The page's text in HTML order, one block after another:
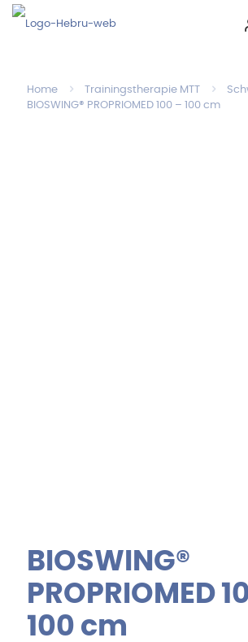
Home Trainingstherapie MTT
BIOSWING® PROPRIOMED 100 – 100 cm
BIOSWING®
PROPRIOMED
100 cm